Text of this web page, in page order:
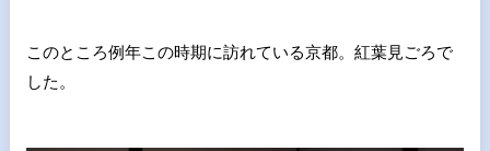
このところ例年この時期に訪れている京都。紅葉見ごろで
した。